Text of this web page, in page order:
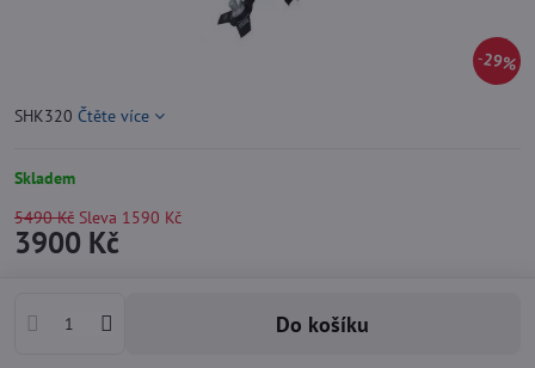
29%
SHK320 Čtěte více
Skladem
5490 Kč Sleva 1590 Kč
3900 Kč
Do košíku